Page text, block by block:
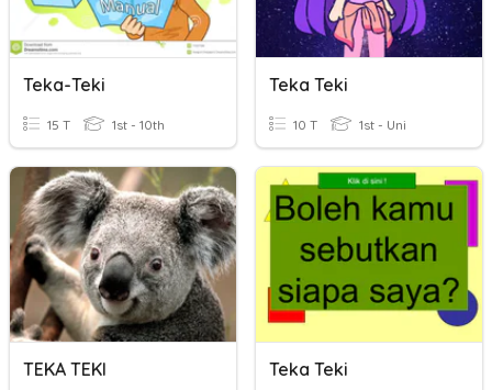
Teka-Teki
15 T 1st - 10th
Teka Teki
10 T 1st - Uni
TEKA TEKI Teka Teki